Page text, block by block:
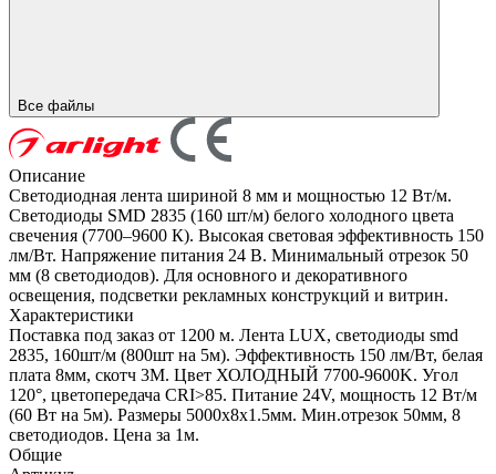
Все файлы
Описание
Светодиодная лента шириной 8 мм и мощностью 12 Вт/м.
Светодиоды SMD 2835 (160 шт/м) белого холодного цвета
свечения (7700–9600 К). Высокая световая эффективность 150
лм/Вт. Напряжение питания 24 В. Минимальный отрезок 50
мм (8 светодиодов). Для основного и декоративного
освещения, подсветки рекламных конструкций и витрин.
Характеристики
Поставка под заказ от 1200 м. Лента LUX, светодиоды smd
2835, 160шт/м (800шт на 5м). Эффективность 150 лм/Вт, белая
плата 8мм, скотч 3М. Цвет ХОЛОДНЫЙ 7700-9600K. Угол
120°, цветопередача CRI>85. Питание 24V, мощность 12 Вт/м
(60 Вт на 5м). Размеры 5000х8х1.5мм. Мин.отрезок 50мм, 8
светодиодов. Цена за 1м.
Общие